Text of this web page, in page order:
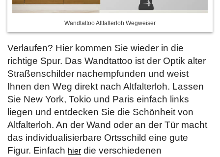
Wandtattoo Altfalterloh Wegweiser
Verlaufen? Hier kommen Sie wieder in die
richtige Spur. Das Wandtattoo ist der Optik alter
Straßenschilder nachempfunden und weist
Ihnen den Weg direkt nach Altfalterloh. Lassen
Sie New York, Tokio und Paris einfach links
liegen und entdecken Sie die Schönheit von
Altfalterloh. An der Wand oder an der Tür macht
das individualisierbare Ortsschild eine gute
Figur. Einfach hier die verschiedenen